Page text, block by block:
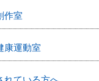
作室
運動室